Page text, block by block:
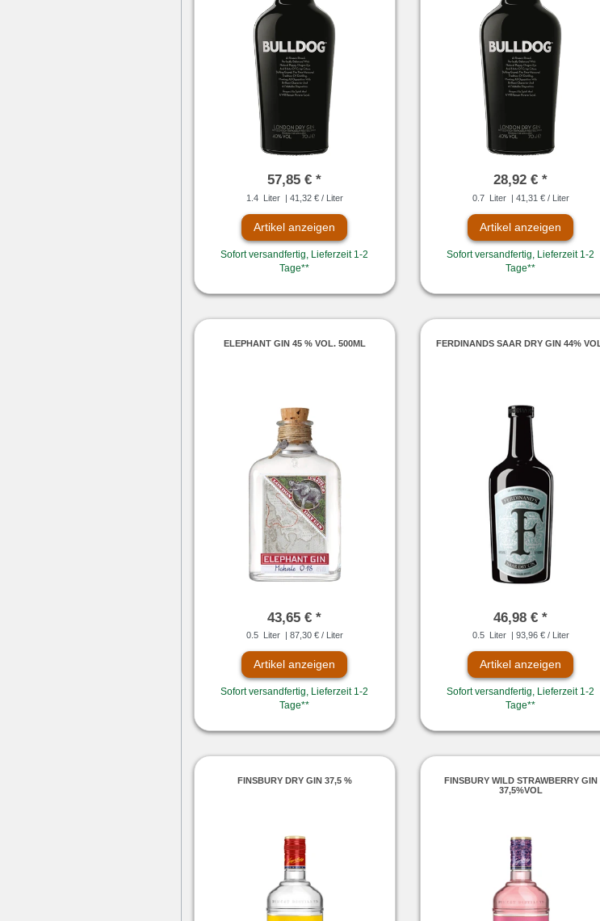
57,85 € *
1.4 Liter | 41,32 € / Liter
Artikel anzeigen
Sofort versandfertig, Lieferzeit 1-2
Tage**
28,92 € *
0.7 Liter | 41,31 € / Liter
Artikel anzeigen
Sofort versandfertig, Lieferzeit 1-2
Tage**
ELEPHANT GIN 45 % VOL. 500ML
43,65 € *
0.5 Liter | 87,30 € / Liter
Artikel anzeigen
Sofort versandfertig, Lieferzeit 1-2
Tage**
FERDINANDS SAAR DRY GIN 44%
46,98 € *
0.5 Liter | 93,96 € / Liter
Artikel anzeigen
Sofort versandfertig, Lieferzeit 1-2
Tage**
FINSBURY DRY GIN 37,5 %
FINSBURY WILD STRAWBERRY GIN
37,5%VOL